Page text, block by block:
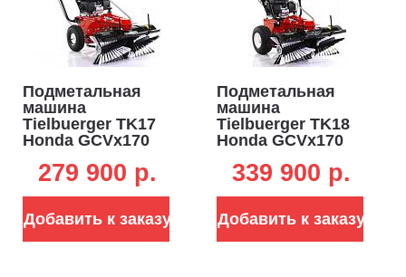
Подметальная
машина
Tielbuerger TK17
Honda GCVx170
см., диаметр 30
см., 1 вперед, 60
279 900 p.
Добавить к заказу
Подметальная
машина
Tielbuerger TK18
Honda GCVx170
см., диаметр 30
см., 1 вперед, 65
339 900 p.
Добавить к заказу